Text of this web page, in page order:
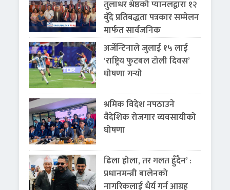
तुलाधर श्रेष्ठको प्यानलद्वारा १२
बुँदे प्रतिबद्धता पत्रकार सम्मेलन
मार्फत सार्वजनिक
अर्जेन्टिनाले जुलाई १५ लाई
‘राष्ट्रिय फुटबल टोली दिवस’
घोषणा गर्‍यो
श्रमिक विदेश नपठाउने
वैदेशिक रोजगार व्यवसायीको
घोषणा
ढिला होला, तर गलत हुँदैन’ :
प्रधानमन्त्री बालेनको
नागरिकलाई धैर्य गर्न आग्रह